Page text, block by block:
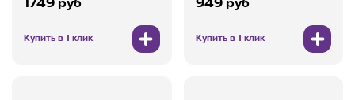
1749 руб
Купить в 1 клик
949 руб
Купить в 1 клик